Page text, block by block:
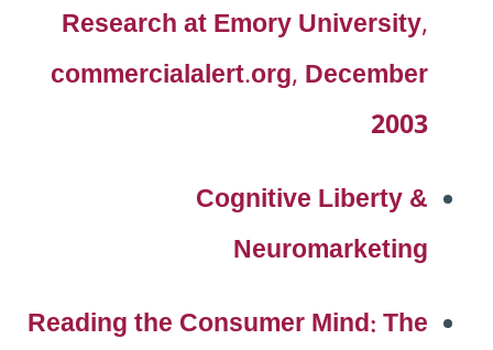
Research at Emory University,
commercialalert.org, December
2003
Cognitive Liberty &
Neuromarketing
Reading the Consumer Mind: The